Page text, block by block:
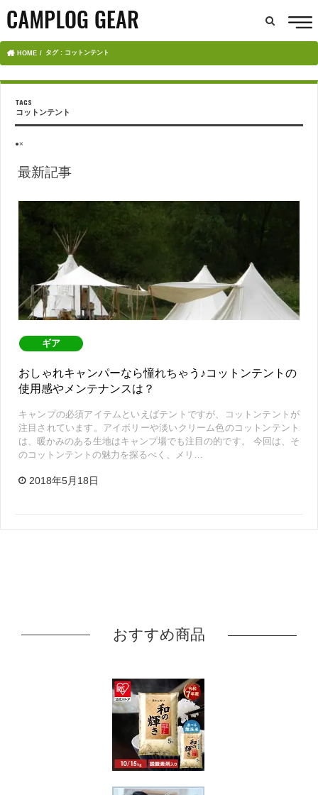
HOME タグ : コットンテント
コットンテント
●×
最新記事
ギア
おしゃれキャンパーなら憧れちゃう♪コットンテントの
使用感やメンテナンスは？
キャンプの必須アイテムといえばテントですが、コットンテントが
注目されています。アイボリーや淡いクリーム色のコットンテント
は、暖かみのある生地はキャンプ場でも注目の的です。 今回は、そ
のコットンテントの魅力を探るべく、メリ…
2018年5月18日
おすすめ商品